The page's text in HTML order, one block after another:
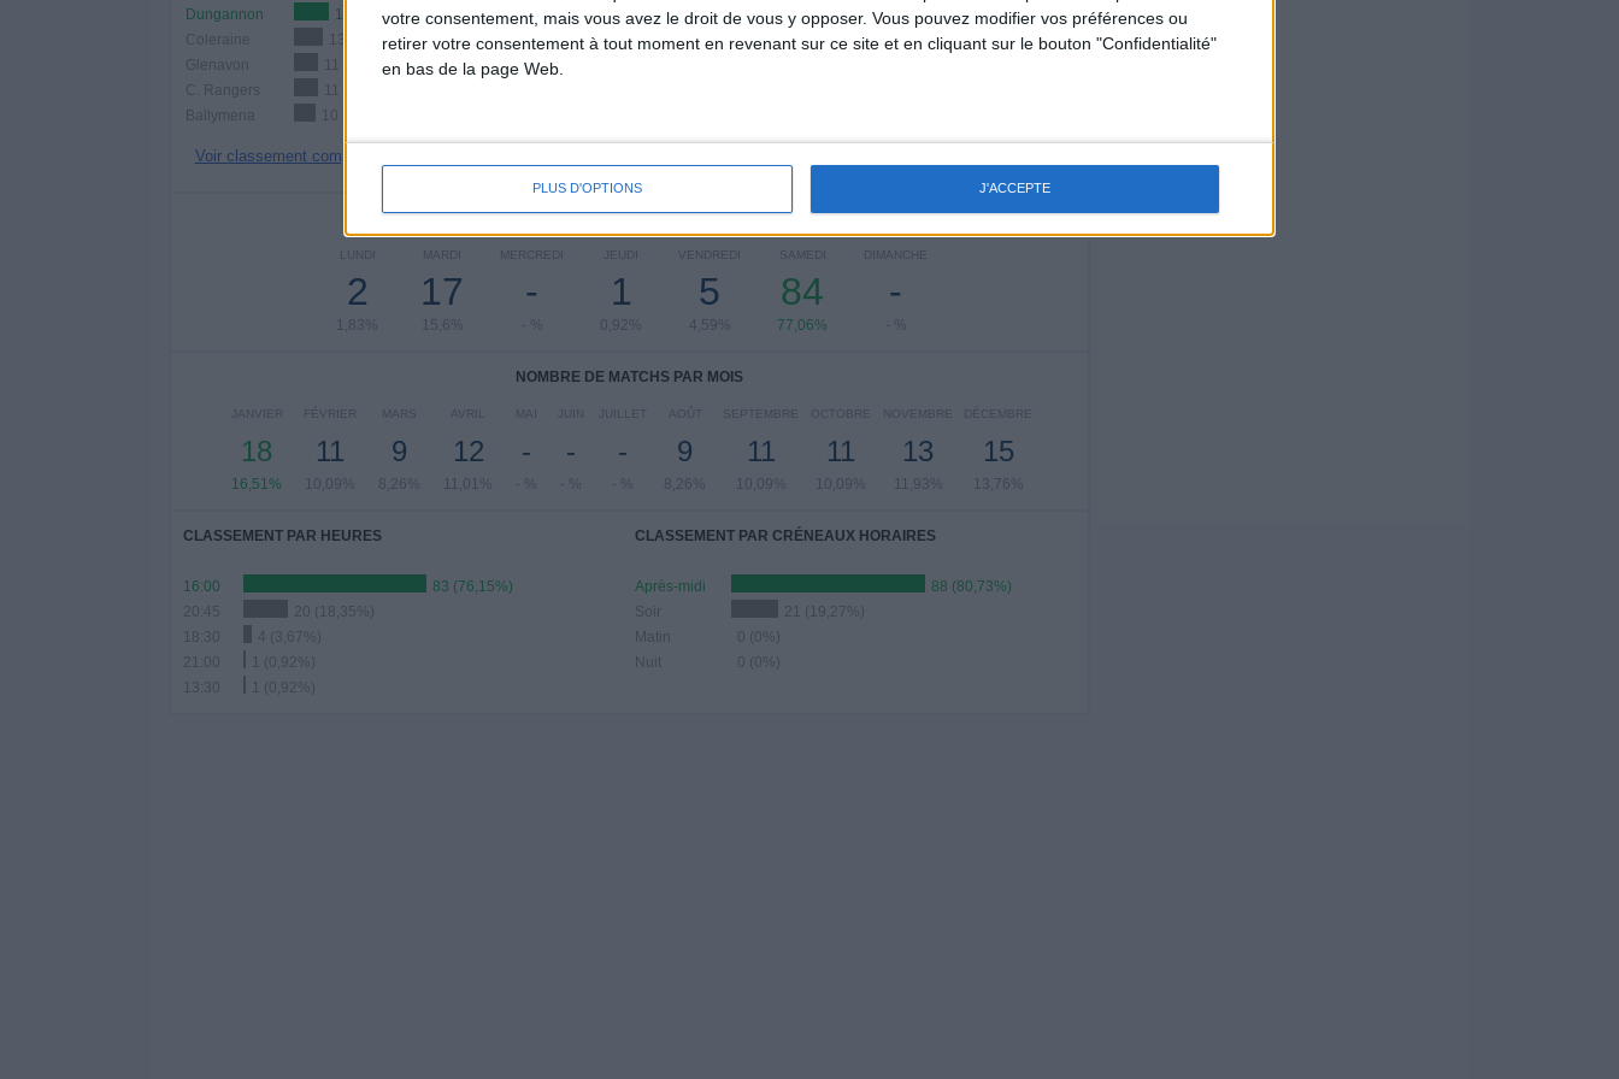
votre consentement, mais vous avez le droit de vous y opposer. Vous pouvez modifier vos préférences ou
retirer votre consentement à tout moment en revenant sur ce site et en cliquant sur le bouton "Confidentialité"
en bas de la page Web.
PLUS D'OPTIONS J'ACCEPTE
Dungannon
16 (14,68%)
Coleraine
13 (11,93%)
Glenavon
11 (10,09%)
C. Rangers
Ballymena
Voir classement complet
NIFL Premiership 109 (100%)
Voir classement complet
NOMBRE DE MATCHS PAR JOUR DE LA SEMAINE
LUNDI
2
1,83%
MARDI
17
15,6%
MERCREDI
-
- %
JEUDI
1
0,92%
VENDREDI
5
4,59%
SAMEDI
84
77,06%
DIMANCHE
-
- %
NOMBRE DE MATCHS PAR MOIS
JANVIER
18
16,51%
FÉVRIER
11
10,09%
MARS
9
8,26%
AVRIL
12
11,01%
MAI
-
- %
JUIN
-
- %
JUILLET
-
- %
AOÛT
9
8,26%
SEPTEMBRE
11
10,09%
OCTOBRE
11
10,09%
NOVEMBRE
13
11,93%
DÉCEMBRE
15
13,76%
CLASSEMENT PAR HEURES
16:00
83 (76,15%)
20:45
20 (18,35%)
18:30
4 (3,67%)
21:00
1 (0,92%)
13:30
1 (0,92%)
CLASSEMENT PAR CRÉNEAUX HORAIRES
Après-midi
88 (80,73%)
Soir
21 (19,27%)
Matin
0 (0%)
Nuit
0 (0%)